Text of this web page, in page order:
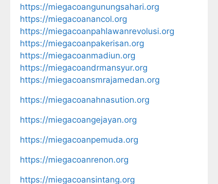
https://miegacoangunungsahari.org
https://miegacoanancol.org
https://miegacoanpahlawanrevolusi.org
https://miegacoanpakerisan.org
https://miegacoanmadiun.org
https://miegacoandrmansyur.org
https://miegacoansmrajamedan.org
https://miegacoanahnasution.org
https://miegacoangejayan.org
https://miegacoanpemuda.org
https://miegacoanrenon.org
https://miegacoansintang.org